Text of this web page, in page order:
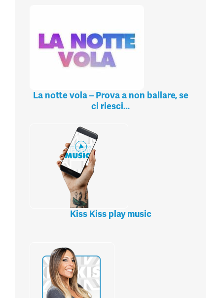
La notte vola – Prova a non ballare, se
ci riesci…
Kiss Kiss play music